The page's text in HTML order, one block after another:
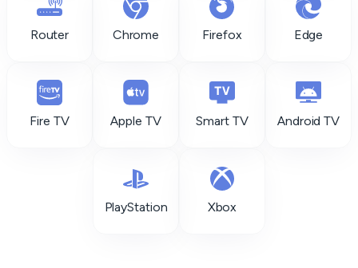
Router Chrome Firefox Edge
Fire TV Apple TV Smart TV Android TV
PlayStation Xbox